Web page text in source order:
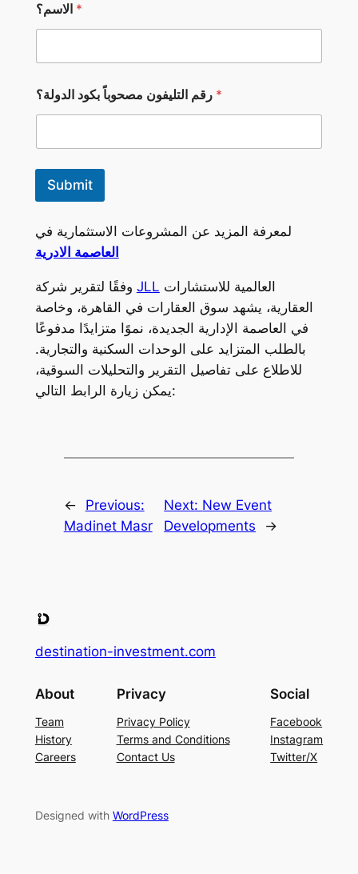
الاسم؟ *
*
ر
م
رقم التليفون مصحوباً بكود الدولة؟ *
Submit
لمعرفة المزيد عن المشروعات الاستثمارية في
العاصمة الادرية
JLL
العقارية، يشهد سوق العقارات في القاهرة، وخاصة
في العاصمة الإدارية الجديدة، نموًا متزايدًا مدفوعًا
بالطلب المتزايد على الوحدات السكنية والتجارية.
للاطلاع على تفاصيل التقرير والتحليلات السوقية،
يمكن زيارة الرابط التالي:
←
Previous:
Madinet Masr
Next: New Event
Developments
→
destination-investment.com
About
Team
History
Careers
Privacy
Privacy Policy
Terms and Conditions
Contact Us
Social
Facebook
Instagram
Twitter/X
Designed with WordPress